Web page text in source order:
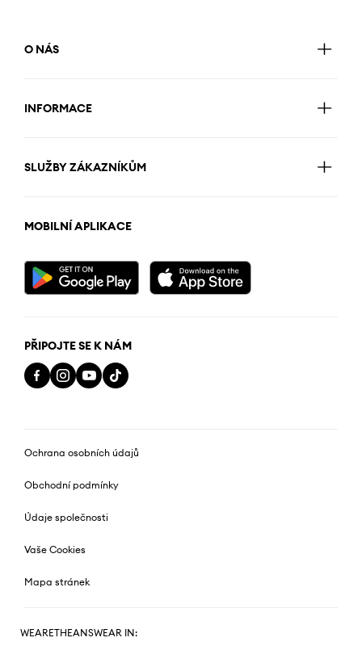
O NÁS
INFORMACE
SLUŽBY ZÁKAZNÍKŮM
MOBILNÍ APLIKACE
PŘIPOJTE SE K NÁM
Ochrana osobních údajů
Obchodní podmínky
Údaje společnosti
Vaše Cookies
Mapa stránek
WEARETHEANSWEAR IN: